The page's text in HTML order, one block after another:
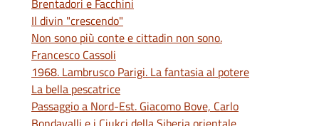
Il divin "crescendo"
Non sono più conte e cittadin non sono.
Francesco Cassoli
1968. Lambrusco Parigi. La fantasia al potere
La bella pescatrice
Passaggio a Nord-Est. Giacomo Bove, Carlo